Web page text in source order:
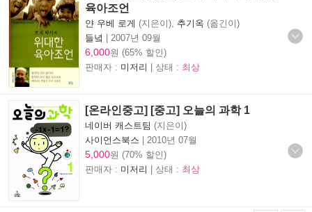
육아조언
얀 우베 로게 (지은이), 추기옥 (옮긴이)
들녘 | 2007년 09월
6,000원 (65% 할인)
판매자 : 미저리 | 상태 : 최상
[온라인중고] [중고] 오늘의 과학 1
네이버 캐스트팀 (지은이)
사이언스북스 | 2010년 07월
5,000원 (70% 할인)
판매자 : 미저리 | 상태 : 최상